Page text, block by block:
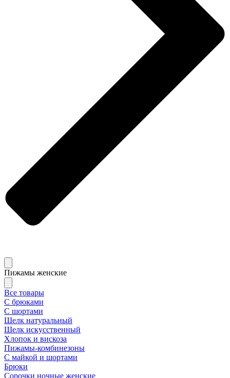
Пижамы женские
Все товары
С брюками
С шортами
Шелк натуральный
Шелк искусственный
Хлопок и вискоза
Пижамы-комбинезоны
С майкой и шортами
Брюки
Сорочки ночные женские